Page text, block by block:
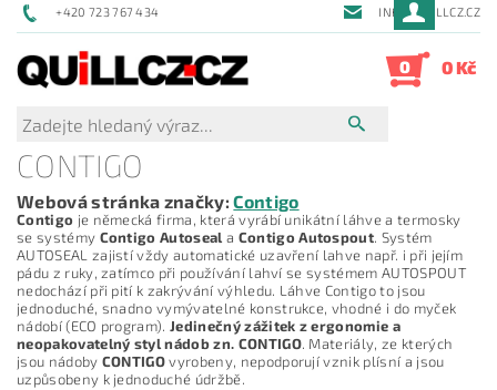
+420 723 767 434 INFO@QUILLCZ.CZ
0 0 Kč
CONTIGO
Webová stránka značky:Contigo
Contigo je německá firma, která vyrábí unikátní láhve a termosky
se systémy Contigo Autoseala Contigo Autospout. Systém
AUTOSEAL zajistí vždy automatické uzavření lahve např. i při jejím
pádu z ruky, zatímco při používání lahví se systémem AUTOSPOUT
nedochází při pití k zakrývání výhledu. Láhve Contigo to jsou
jednoduché, snadno vymývatelné konstrukce, vhodné i do myček
nádobí (ECO program).Jedinečný zážitek z ergonomie a
neopakovatelný styl nádob zn. CONTIGO. Materiály, ze kterých
jsou nádoby CONTIGOvyrobeny, nepodporují vznik plísní a jsou
uzpůsobeny k jednoduché údržbě.